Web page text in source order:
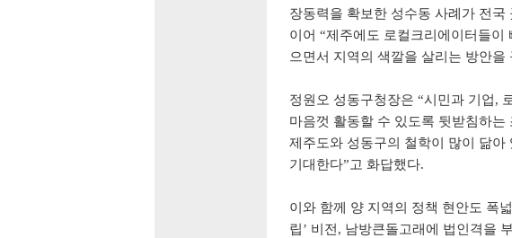
장동력을 확보한 성수동 사례가 전국
이어 “제주에도 로컬크리에이터들이
으면서 지역의 색깔을 살리는 방안을
정원오 성동구청장은 “시민과 기업,
마음껏 활동할 수 있도록 뒷받침하는
제주도와 성동구의 철학이 많이 닮
기대한다”고 화답했다.
이와 함께 양 지역의 정책 현안도 폭
립’ 비전 , 남방큰돌고래에 법인격을